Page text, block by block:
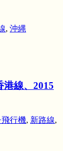
, 沖縄
港線、2015
飛行機, 新路線,